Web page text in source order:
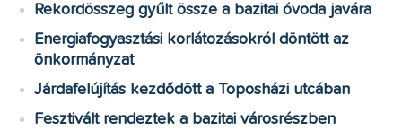
Rekordösszeg gyűlt össze a bazitai óvoda javára
Energiafogyasztási korlátozásokról döntött az
önkormányzat
Járdafelújítás kezdődött a Toposházi utcában
Fesztivált rendeztek a bazitai városrészben